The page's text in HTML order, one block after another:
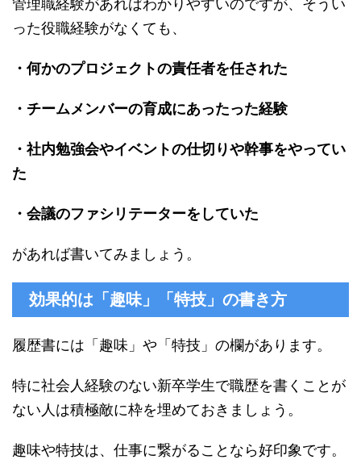
った役職経験がなくても、
・何かのプロジェクトの責任者を任された
・チームメンバーの育成にあったった経験
・社内勉強会やイベントの仕切りや幹事をやってい
た
・会議のファシリテーターをしていた
があれば書いてみましょう。
効果的は「趣味」「特技」の書き方
履歴書には「趣味」や「特技」の欄があります。
特に社会人経験のない新卒学生で職歴を書くことが
ない人は積極敵に枠を埋めておきましょう。
趣味や特技は、仕事に繋がることなら好印象です。